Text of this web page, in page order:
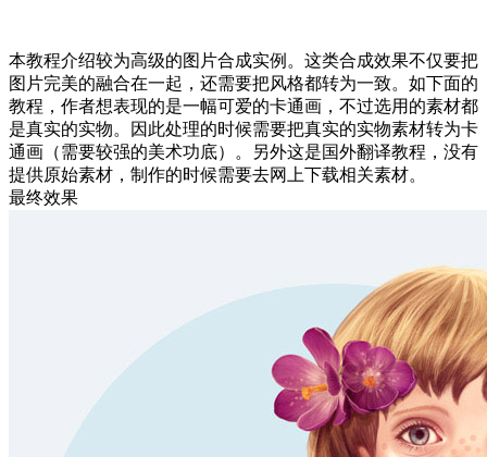
本教程介绍较为高级的图片合成实例。这类合成效果不仅要把
图片完美的融合在一起，还需要把风格都转为一致。如下面的
教程，作者想表现的是一幅可爱的卡通画，不过选用的素材都
是真实的实物。因此处理的时候需要把真实的实物素材转为卡
通画（需要较强的美术功底）。另外这是国外翻译教程，没有
提供原始素材，制作的时候需要去网上下载相关素材。
最终效果